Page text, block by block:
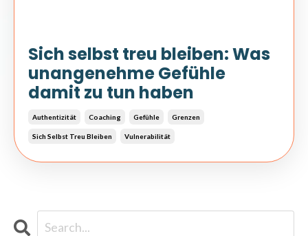
Sich selbst treu bleiben: Was
unangenehme Gefühle
damit zu tun haben
Authentizität Coaching Gefühle Grenzen
Sich Selbst Treu Bleiben Vulnerabilität